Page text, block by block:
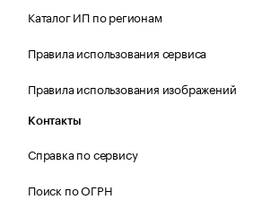
Каталог ИП по регионам
Правила использования сервиса
Правила использования изображений
Контакты
Справка по сервису
Поиск по ОГРН